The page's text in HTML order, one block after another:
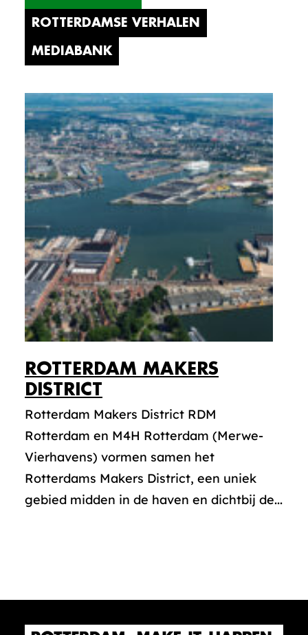
ROTTERDAMSE VERHALEN
MEDIABANK
ROTTERDAM MAKERS
DISTRICT
Rotterdam Makers District RDM
Rotterdam en M4H Rotterdam (Merwe-
Vierhavens) vormen samen het
Rotterdams Makers District, een uniek
gebied midden in de haven en dichtbij de...